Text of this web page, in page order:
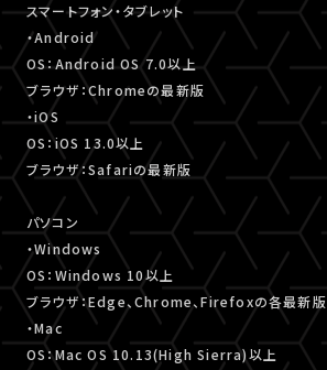
スマートフォン・タブレット
・Android
OS：Android OS 7.0以上
ブラウザ：Chromeの最新版
・iOS
OS：iOS 13.0以上
ブラウザ：Safariの最新版
パソコン
・Windows
OS：Windows 10以上
ブラウザ：Edge、Chrome、Firefoxの各最新版
・Mac
OS：Mac OS 10.13(High Sierra)以上